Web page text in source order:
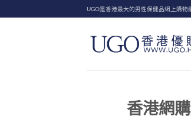
to
UGO是香港最大的男性保健品網上購物
香港網